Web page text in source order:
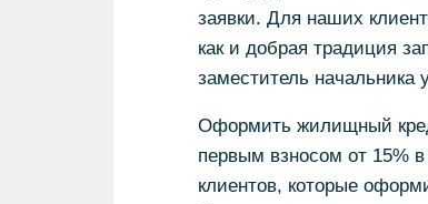
заявки. Для наших
как и добрая традиция
заместитель начальника
Оформить жилищный
первым взносом от 15%
клиентов, которые